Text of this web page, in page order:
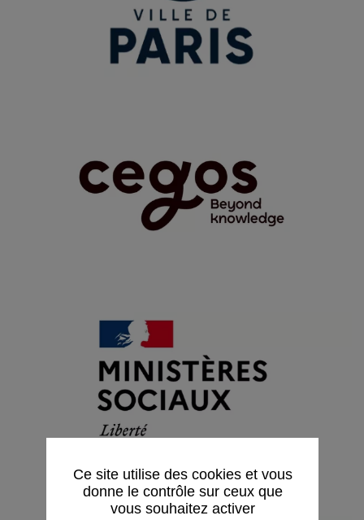
Ce site utilise des cookies et vous
donne le contrôle sur ceux que
vous souhaitez activer